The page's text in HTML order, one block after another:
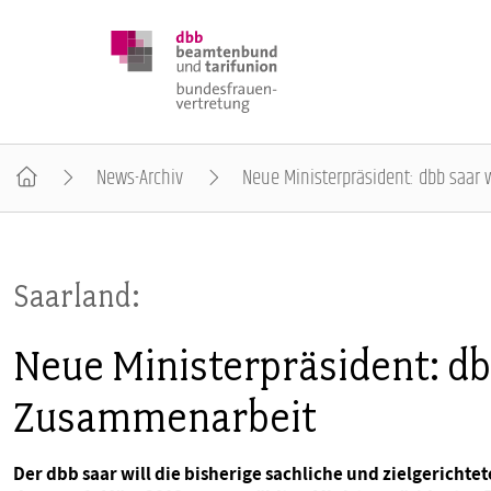
BUNDESTAGSWAHL 2025
POSITIONEN
SCHWERPUNKTTHEMEN
News-Archiv Neue Ministerpräsident: dbb
Saarland:
Neue Ministerpräsident:
Zusammenarbeit
Der dbb saar will die bisherige sachliche und